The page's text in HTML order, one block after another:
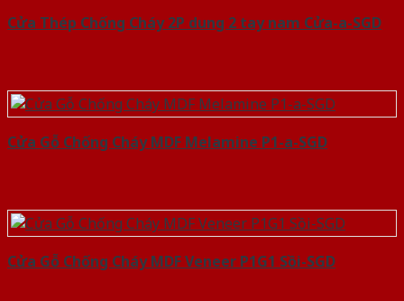
Cửa Thép Chống Cháy 2P dung 2 tay nam Cửa-a-SGD
Cửa Gỗ Chống Cháy MDF Melamine P1-a-SGD
Cửa Gỗ Chống Cháy MDF Veneer P1G1 Sồi-SGD